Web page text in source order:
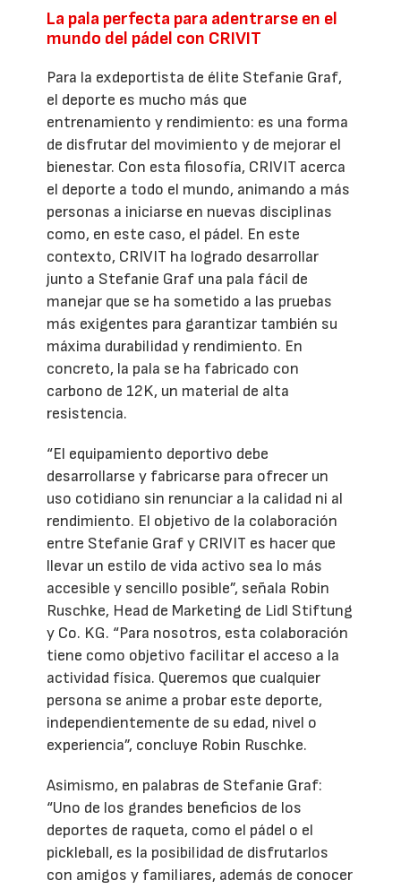
La pala perfecta para adentrarse en el
mundo del pádel con CRIVIT
Para la exdeportista de élite Stefanie Graf,
el deporte es mucho más que
entrenamiento y rendimiento: es una forma
de disfrutar del movimiento y de mejorar el
bienestar. Con esta filosofía, CRIVIT acerca
el deporte a todo el mundo, animando a más
personas a iniciarse en nuevas disciplinas
como, en este caso, el pádel. En este
contexto, CRIVIT ha logrado desarrollar
junto a Stefanie Graf una pala fácil de
manejar que se ha sometido a las pruebas
más exigentes para garantizar también su
máxima durabilidad y rendimiento. En
concreto, la pala se ha fabricado con
carbono de 12K, un material de alta
resistencia.
“El equipamiento deportivo debe
desarrollarse y fabricarse para ofrecer un
uso cotidiano sin renunciar a la calidad ni al
rendimiento. El objetivo de la colaboración
entre Stefanie Graf y CRIVIT es hacer que
llevar un estilo de vida activo sea lo más
accesible y sencillo posible”, señala Robin
Ruschke, Head de Marketing de Lidl Stiftung
y Co. KG. “Para nosotros, esta colaboración
tiene como objetivo facilitar el acceso a la
actividad física. Queremos que cualquier
persona se anime a probar este deporte,
independientemente de su edad, nivel o
experiencia”, concluye Robin Ruschke.
Asimismo, en palabras de Stefanie Graf:
“Uno de los grandes beneficios de los
deportes de raqueta, como el pádel o el
pickleball, es la posibilidad de disfrutarlos
con amigos y familiares, además de conocer